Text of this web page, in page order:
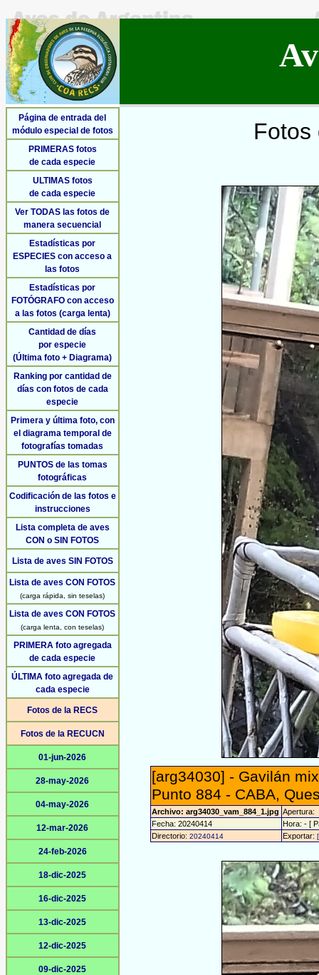
Página de entrada del
módulo especial de fotos
PRIMERAS fotos
de cada especie
ULTIMAS fotos
de cada especie
Ver TODAS las fotos de
manera secuencial
Estadísticas por
ESPECIES con acceso a
las fotos
Estadísticas por
FOTÓGRAFO con acceso
a las fotos (carga lenta)
Cantidad de días
por especie
(Última foto + Diagrama)
Ranking por cantidad de
días con fotos de cada
especie
Primera y última foto, con
el diagrama temporal de
fotografías tomadas
PUNTOS de las tomas
fotográficas
Codificación de las fotos e
instrucciones
Lista completa de aves
CON o SIN FOTOS
Lista de aves SIN FOTOS
Lista de aves CON FOTOS
(carga rápida, sin teselas)
Lista de aves CON FOTOS
(carga lenta, con teselas)
PRIMERA foto agregada
de cada especie
ÚLTIMA foto agregada de
cada especie
Fotos de la RECS
Fotos de la RECUCN
01-jun-2026
28-may-2026
04-may-2026
12-mar-2026
24-feb-2026
18-dic-2025
16-dic-2025
13-dic-2025
12-dic-2025
09-dic-2025
Fotos
[arg34030] - Gavilán
Punto 884 - CABA,
Archivo: arg34030_vam_884_1.jpg Apertura:
Fecha: 20240414
Hora: - [
Directorio:20240414 Exportar: